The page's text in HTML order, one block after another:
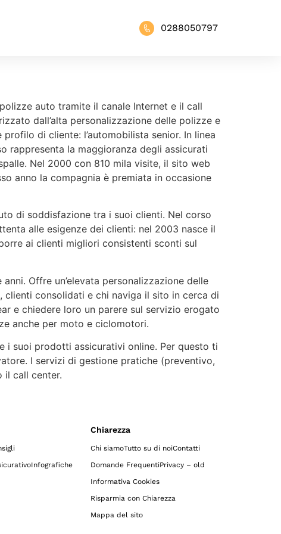
0288050797
auto tramite il canale Internet e il call
dall’alta personalizzazione delle polizze e
di cliente: l’automobilista senior. In linea
rappresenta la maggioranza degli assicurati
Nel 2000 con 810 mila visite, il sito web
anno la compagnia è premiata in occasione
di soddisfazione tra i suoi clienti. Nel corso
alle esigenze dei clienti: nel 2003 nasce il
ai clienti migliori consistenti sconti sul
Offre un’elevata personalizzazione delle
clienti consolidati e chi naviga il sito in cerca di
e chiedere loro un parere sul servizio erogato
anche per moto e ciclomotori.
i suoi prodotti assicurativi online. Per questo ti
I servizi di gestione pratiche (preventivo,
il call center.
Infografiche
Chiarezza
Chi siamoTutto su di noiContatti
Domande FrequentiPrivacy – old
Informativa Cookies
Risparmia con Chiarezza
Mappa del sito